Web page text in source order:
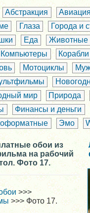
Абстракция
Глаза
Города и
Еда
Животные
Компьютеры
Корабли
Мотоциклы
мир
Природа
Финансы и деньги
Эмо
обои из
на рабочий
Фото 17.
>>>
>>> Фото 17.